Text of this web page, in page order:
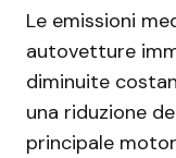
Le emissioni
autovetture
diminuite
una riduzione
principale